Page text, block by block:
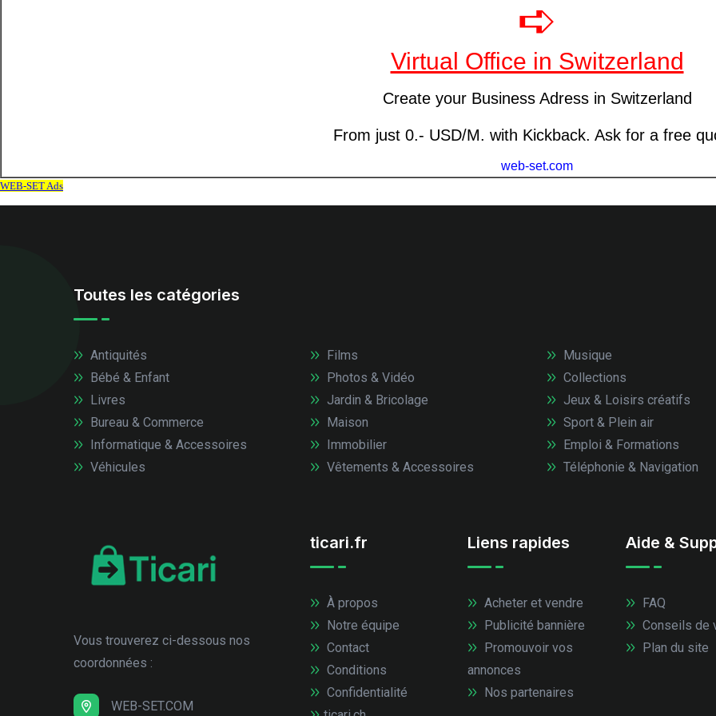
Toutes les catégories
Antiquités
Bébé & Enfant
Livres
Bureau & Commerce
Informatique & Accessoires
Véhicules
Films
Photos & Vidéo
Jardin & Bricolage
Maison
Immobilier
Vêtements & Accessoires
Musique
Collections
Jeux & Loisirs créatifs
Sport & Plein air
Emploi & Formations
Téléphonie & Navigation
Vous trouverez ci-dessous nos
coordonnées :
WEB-SET.COM
ticari.fr
À propos
Notre équipe
Contact
Conditions
Confidentialité
Liens rapides
Acheter et vendre
Publicité bannière
Promouvoir vos
annonces
Nos partenaires
Aide &
FAQ
Conseils de
Plan du site